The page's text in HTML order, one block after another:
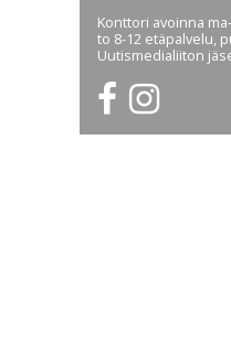
Konttori avoinna
to 8-12 etäpalvelu,
Uutismedialiiton